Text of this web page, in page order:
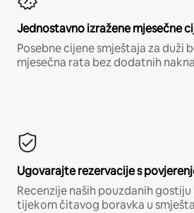
Jednostavno izražene mjesečne
Posebne cijene smještaja za duži
mjesečna rata bez dodatnih
Ugovarajte rezervacije s
Recenzije naših pouzdanih gostiju
tijekom čitavog boravka u